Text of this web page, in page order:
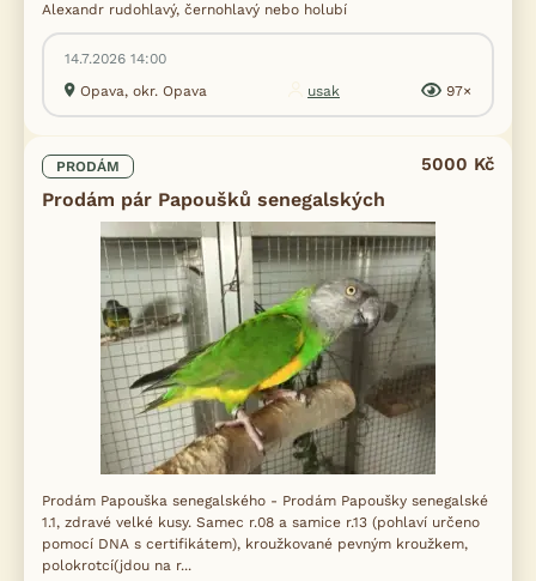
Alexandr rudohlavý, černohlavý nebo holubí
14.7.2026 14:00
Opava, okr. Opava
usak 97×
PRODÁM
Prodám pár Papoušků senegalských
5000 Kč
Prodám Papouška senegalského - Prodám Papoušky senegalské
1.1, zdravé velké kusy. Samec r.08 a samice r.13 (pohlaví určeno
pomocí DNA s certifikátem), kroužkované pevným kroužkem,
polokrotcí(jdou na r...